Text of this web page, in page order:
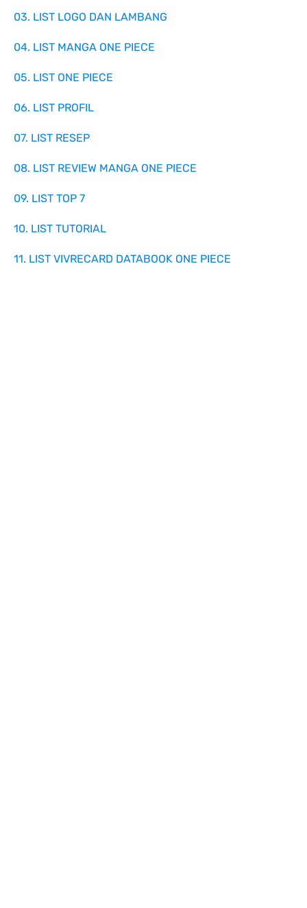
03. LIST LOGO DAN LAMBANG
04. LIST MANGA ONE PIECE
05. LIST ONE PIECE
06. LIST PROFIL
07. LIST RESEP
08. LIST REVIEW MANGA ONE PIECE
09. LIST TOP 7
10. LIST TUTORIAL
11. LIST VIVRECARD DATABOOK ONE PIECE